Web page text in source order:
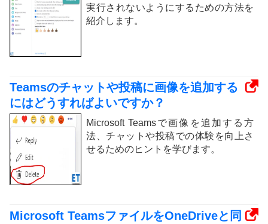
実行されないようにするための方法を
紹介します。
Teamsのチャットや投稿に画像を追加する
にはどうすればよいですか？
Microsoft Teamsで画像を追加する方
法、チャットや投稿での体験を向上さ
せるためのヒントを学びます。
Microsoft TeamsファイルをOneDriveと同